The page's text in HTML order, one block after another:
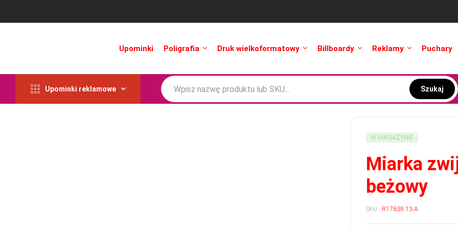
Upominki Poligrafia Druk wielkoformatowy Billboardy Reklamy Puchary
Upominki reklamowe Szukaj
W MAGAZYNIE
Miarka
beżowy
SKU : R17639.13.A